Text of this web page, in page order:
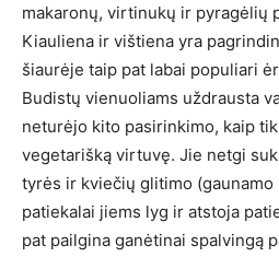
makaronų, virtinukų ir pyragėlių
Kiauliena ir vištiena yra
šiaurėje taip pat labai populiari
Budistų vienuoliams uždrausta
neturėjo kito pasirinkimo, kaip
vegetarišką virtuvę. Jie netgi
tyrės ir kviečių glitimo
patiekalai jiems lyg ir atstoja
pat pailgina ganėtinai spalvingą